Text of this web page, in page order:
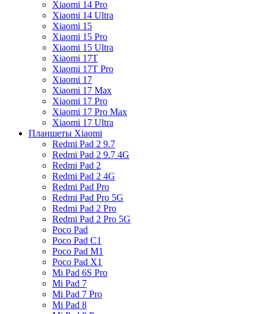
Xiaomi 14 Pro
Xiaomi 14 Ultra
Xiaomi 15
Xiaomi 15 Pro
Xiaomi 15 Ultra
Xiaomi 17T
Xiaomi 17T Pro
Xiaomi 17
Xiaomi 17 Max
Xiaomi 17 Pro
Xiaomi 17 Pro Max
Xiaomi 17 Ultra
Планшеты Xiaomi
Redmi Pad 2 9.7
Redmi Pad 2 9.7 4G
Redmi Pad 2
Redmi Pad 2 4G
Redmi Pad Pro
Redmi Pad Pro 5G
Redmi Pad 2 Pro
Redmi Pad 2 Pro 5G
Poco Pad
Poco Pad C1
Poco Pad M1
Poco Pad X1
Mi Pad 6S Pro
Mi Pad 7
Mi Pad 7 Pro
Mi Pad 8